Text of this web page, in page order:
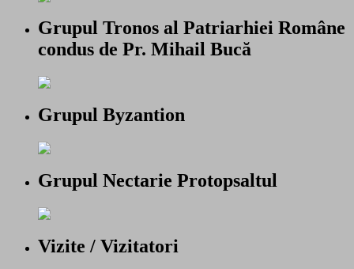
Grupul Tronos al Patriarhiei Române
condus de Pr. Mihail Bucă
Grupul Byzantion
Grupul Nectarie Protopsaltul
Vizite / Vizitatori